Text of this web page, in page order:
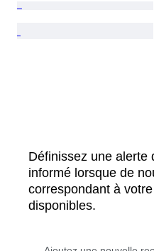
Définissez une alerte
informé lorsque de
correspondant à
disponibles.